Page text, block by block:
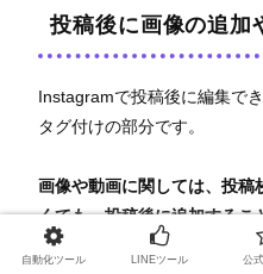
投稿後に画像の追加
Instagramで投稿後に編集で
タグ付けの部分です。
画像や動画に関しては、投稿
くても、投稿後に追加するこ
自動化ツール LINEツール 公